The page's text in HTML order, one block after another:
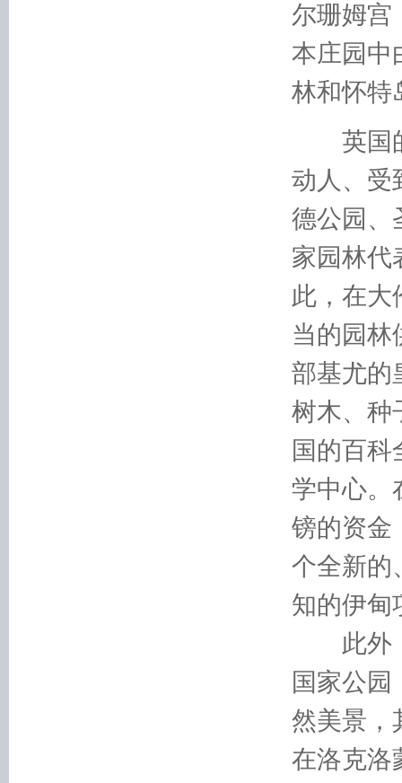
尔珊姆宫
本庄园中
林和怀特
英国的
动人、受
德公园、
家园林代
此，在大
当的园林
部基尤的
树木、种
国的百
学中心。
镑的资金
个全新的
知的伊甸
此外，
国家公
然美景，
在洛克洛